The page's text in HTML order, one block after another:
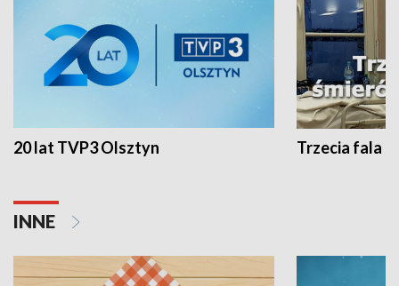
20 lat TVP3 Olsztyn Trzecia fala -
INNE